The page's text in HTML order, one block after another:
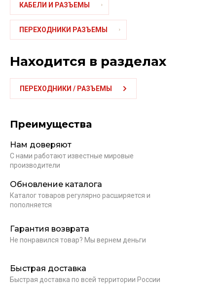
КАБЕЛИ И РАЗЪЕМЫ
ПЕРЕХОДНИКИ РАЗЪЕМЫ
Находится в разделах
ПЕРЕХОДНИКИ / РАЗЪЕМЫ
Преимущества
Нам доверяют
С нами работают известные мировые
производители
Обновление каталога
Каталог товаров регулярно расширяется и
пополняется
Гарантия возврата
Не понравился товар? Мы вернем деньги
Быстрая доставка
Быстрая доставка по всей территории России